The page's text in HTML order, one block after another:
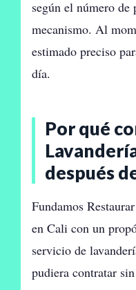
según el número
mecanismo. Al
estimado preciso
día.
Por qué
después
Fundamos
en Cali con un
servicio de
pudiera contratar